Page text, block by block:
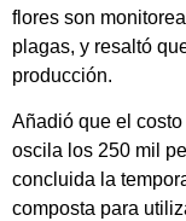
flores son
plagas, y resaltó
producción.
Añadió que el
oscila los 250 mil
concluida la
composta para